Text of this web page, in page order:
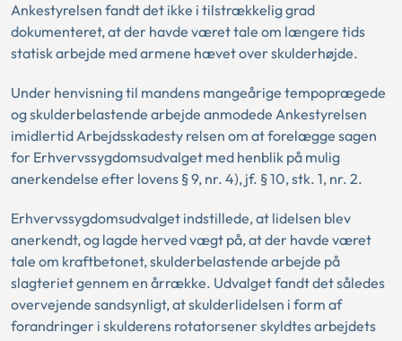
Ankestyrelsen fandt det ikke i tilstrækkelig grad
dokumenteret, at der havde været tale om længere tids
statisk arbejde med armene hævet over skulderhøjde.
Under henvisning til mandens mangeårige tempoprægede
og skulderbelastende arbejde anmodede Ankestyrelsen
imidlertid Arbejdsskadesty relsen om at forelægge sagen
for Erhvervssygdomsudvalget med henblik på mulig
anerkendelse efter lovens § 9, nr. 4), jf. § 10, stk. 1, nr. 2.
Erhvervssygdomsudvalget indstillede, at lidelsen blev
anerkendt, og lagde herved vægt på, at der havde været
tale om kraftbetonet, skulderbelastende arbejde på
slagteriet gennem en årrække. Udvalget fandt det således
overvejende sandsynligt, at skulderlidelsen i form af
forandringer i skulderens rotatorsener skyldtes arbejdets